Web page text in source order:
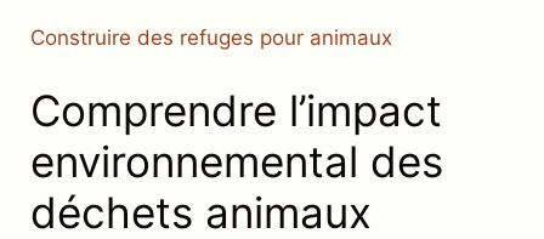
Construire des refuges pour animaux
Comprendre l’impact
environnemental des
déchets animaux